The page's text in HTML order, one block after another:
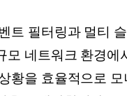
트 필터링과 멀티
모 네트워크 환경에
황을 효율적으로